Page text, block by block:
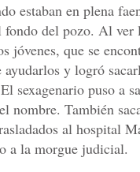
estaban en plena
fondo del pozo. Al
que se
y logró
sexagenario puso a
nombre. También
al hospital
a la morgue judicial.